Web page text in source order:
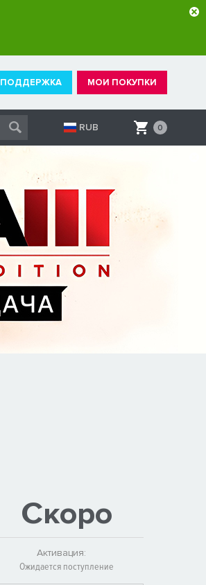
ПОДДЕРЖКА МОИ ПОКУПКИ
RUB 0
Скоро
Активация:
Ожидается поступление